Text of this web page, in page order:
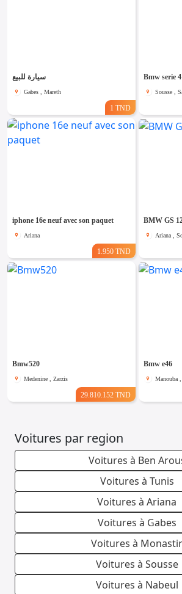
سيارة للبيع
Gabes , Mareth
1 TND
Bmw serie
Sousse ,
iphone 16e neuf avec son paquet
Ariana
1.950 TND
BMW GS
Ariana ,
Bmw520
Medenine , Zarzis
29.810.152 TND
Bmw e46
Manouba ,
Voitures par region
Voitures à Ben
Voitures à Tunis
Voitures à Ariana
Voitures à Gabes
Voitures à Monastir
Voitures à Sousse
Voitures à Nabeul